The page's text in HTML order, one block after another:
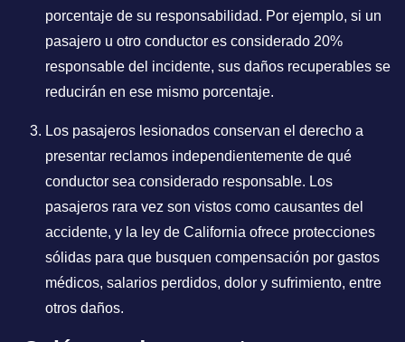
porcentaje de su responsabilidad. Por ejemplo, si un
pasajero u otro conductor es considerado 20%
responsable del incidente, sus daños recuperables se
reducirán en ese mismo porcentaje.
Los pasajeros lesionados conservan el derecho a
presentar reclamos independientemente de qué
conductor sea considerado responsable. Los
pasajeros rara vez son vistos como causantes del
accidente, y la ley de California ofrece protecciones
sólidas para que busquen compensación por gastos
médicos, salarios perdidos, dolor y sufrimiento, entre
otros daños.